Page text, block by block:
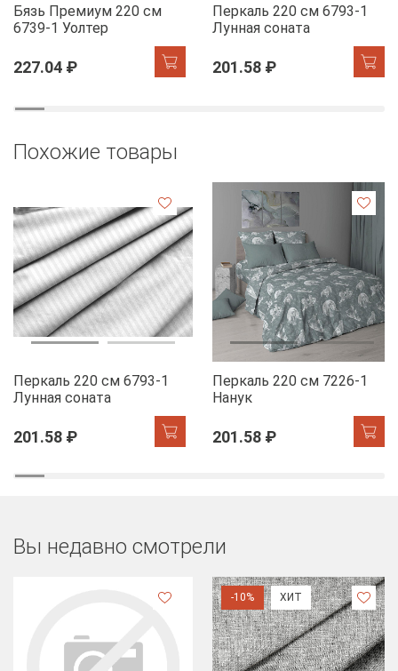
Бязь Премиум 220 см
6739-1 Уолтер
227.04 ₽
Перкаль 220 см 6793-1
Лунная соната
201.58 ₽
Похожие товары
Перкаль 220 см 6793-1
Лунная соната
201.58 ₽
Перкаль 220 см 7226-1
Нанук
201.58 ₽
Вы недавно смотрели
-10% ХИТ